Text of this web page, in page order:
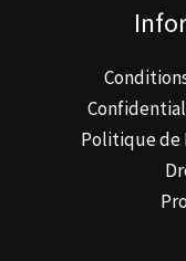
Politique de